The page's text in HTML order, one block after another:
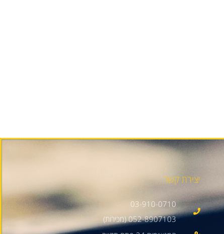
יצירת קשר
03-910-0710
052-8907103 (מכירות)